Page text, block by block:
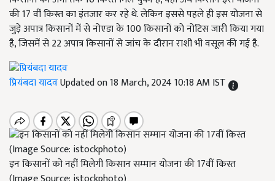
की 17 वीं किस्त का इंतजार कर रहे थे. लेकिन इससे पहले ही इस योजना से
जुड़े अपात्र किसानों में से नोएडा के 100 किसानों को नोटिस जारी किया गया
है, जिसमें से 22 अपात्र किसानों से जांच के दौरान राशी भी वसूल की गई है.
प्रियंबदा यादवUpdated on 18 March, 2024 10:18 AM IST
इन किसानों को नहीं मिलेगी किसान सम्मान योजना की 17वीं किस्त